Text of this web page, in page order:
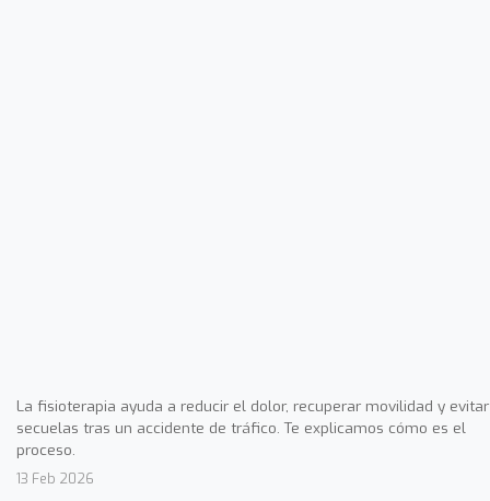
La fisioterapia ayuda a reducir el dolor, recuperar movilidad y evitar
secuelas tras un accidente de tráfico. Te explicamos cómo es el
proceso.
13 Feb 2026